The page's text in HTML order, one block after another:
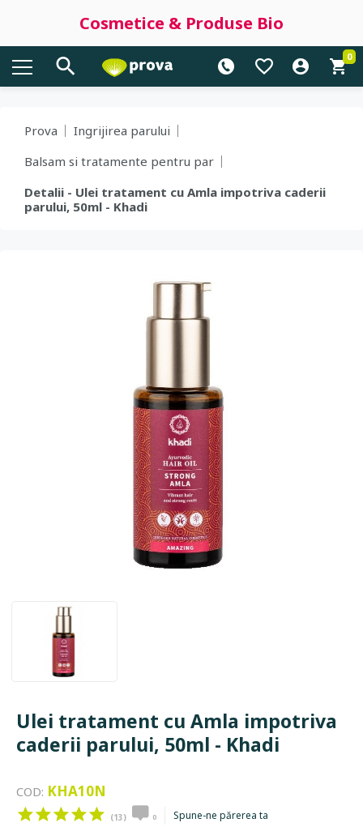
Cosmetice & Produse Bio
0
Prova
Ingrijirea parului
Balsam si tratamente pentru par
Detalii - Ulei tratament cu Amla impotriva caderii
parului, 50ml - Khadi
Ulei tratament cu Amla impotriva
caderii parului, 50ml - Khadi
COD: KHA10N
(13) 0 Spune-ne părerea ta